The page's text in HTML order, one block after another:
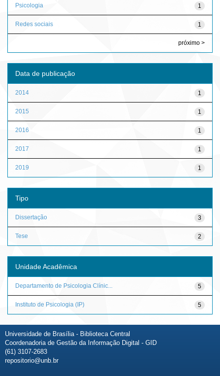
1
Psicologia
1
Redes sociais
próximo >
Data de publicação
1
2014
1
2015
1
2016
1
2017
1
2019
Tipo
3
Dissertação
2
Tese
Unidade Acadêmica
5
Departamento de Psicologia Clínic...
5
Instituto de Psicologia (IP)
Universidade de Brasília - Biblioteca Central
Coordenadoria de Gestão da Informação Digital - GID
(61) 3107-2683
repositorio@unb.br